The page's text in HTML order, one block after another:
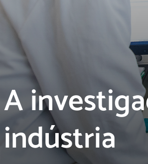
A
indústria